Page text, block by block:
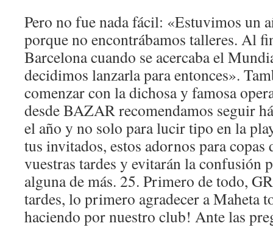
Pero no fue nada fácil: «Estuvimos un
porque no encontrábamos talleres. Al
Barcelona cuando se acercaba el
decidimos lanzarla para entonces».
comenzar con la dichosa y famosa
desde BAZAR recomendamos seguir
el año y no solo para lucir tipo en la
tus invitados, estos adornos para
vuestras tardes y evitarán la confusión
alguna de más. 25. Primero de todo,
tardes, lo primero agradecer a Maheta
haciendo por nuestro club! Ante las